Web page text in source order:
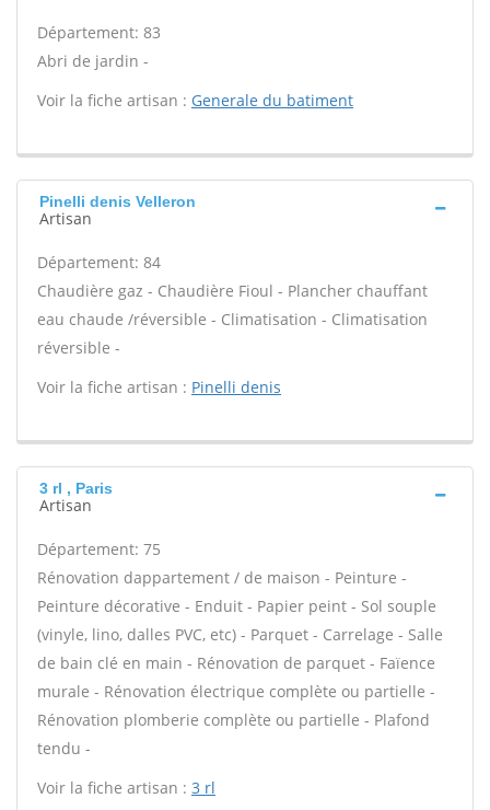
Département: 83
Abri de jardin -
Voir la fiche artisan : Generale du batiment
Pinelli denis Velleron
Artisan
Département: 84
Chaudière gaz - Chaudière Fioul - Plancher chauffant
eau chaude /réversible - Climatisation - Climatisation
réversible -
Voir la fiche artisan : Pinelli denis
3 rl , Paris
Artisan
Département: 75
Rénovation dappartement / de maison - Peinture -
Peinture décorative - Enduit - Papier peint - Sol souple
(vinyle, lino, dalles PVC, etc) - Parquet - Carrelage - Salle
de bain clé en main - Rénovation de parquet - Faïence
murale - Rénovation électrique complète ou partielle -
Rénovation plomberie complète ou partielle - Plafond
tendu -
Voir la fiche artisan : 3 rl